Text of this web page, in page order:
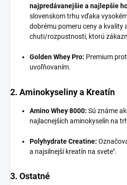
najpredávanejšie a najlepšie
slovenskom trhu vďaka
dobrému pomeru ceny a kvality
chuti/rozpustnosti, ktorú
Golden Whey Pro: Premium
uvoľňovaním.
2. Aminokyseliny a Kreatín
Amino Whey 8000: Sú známe
najlacnejších aminokyselín na
Polyhydrate Creatine:
a najsilnejší kreatín na svete".
3. Ostatné